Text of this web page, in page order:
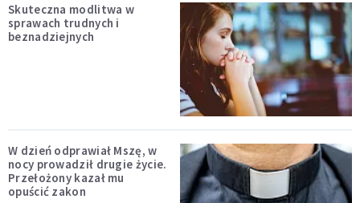
Skuteczna modlitwa w
sprawach trudnych i
beznadziejnych
W dzień odprawiał Mszę, w
nocy prowadził drugie życie.
Przełożony kazał mu
opuścić zakon